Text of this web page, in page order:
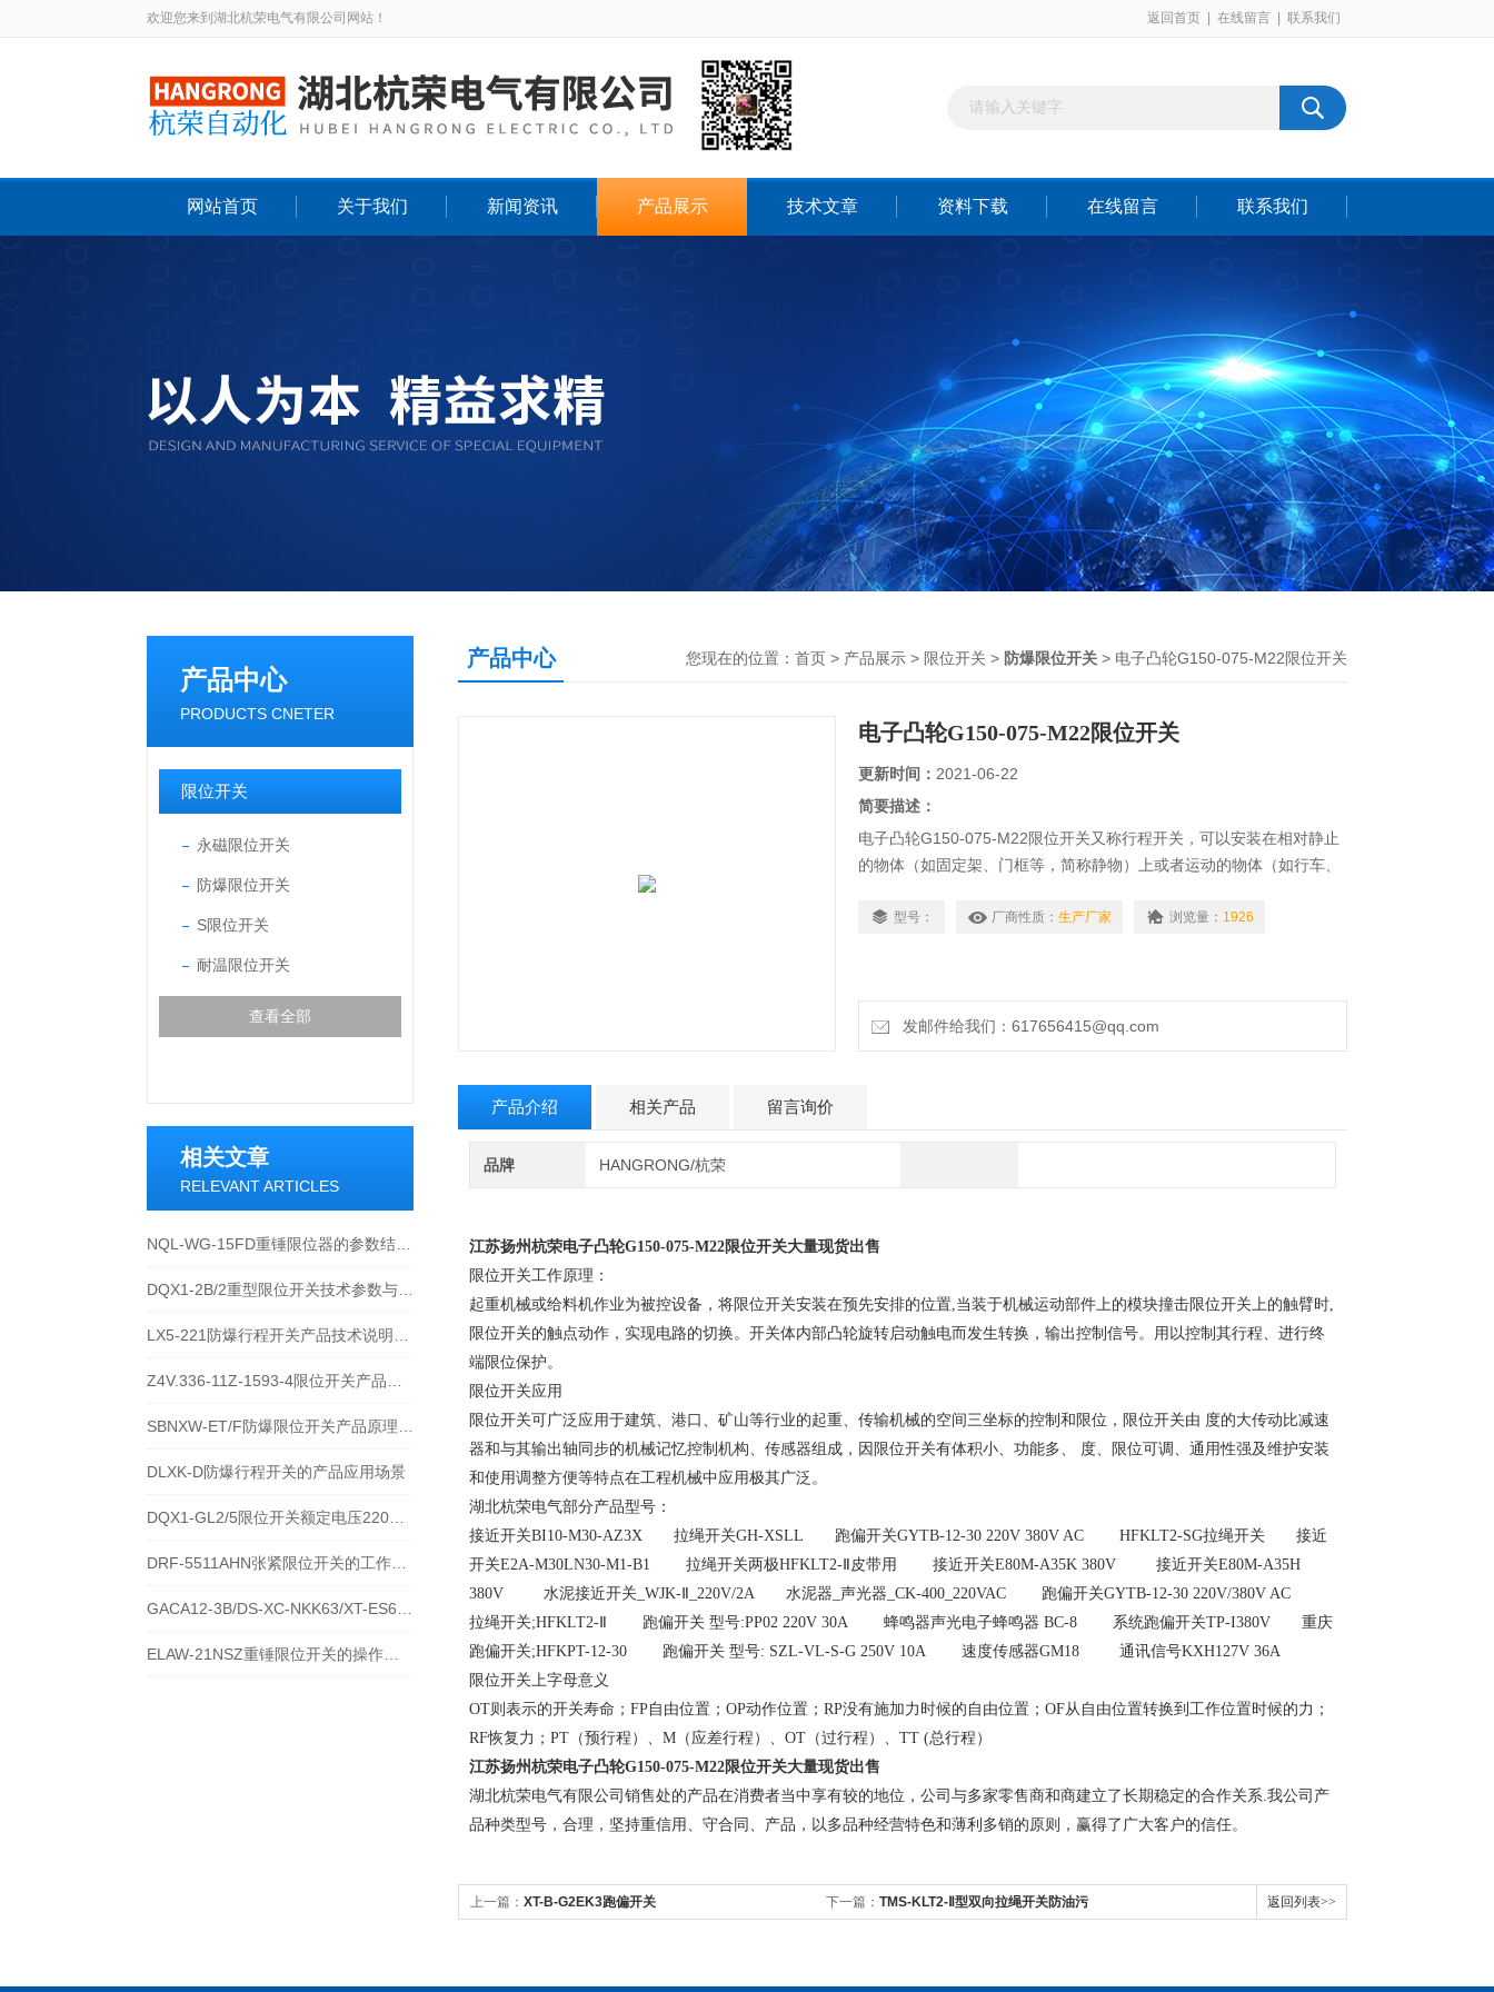
欢迎您来到湖北杭荣电气有限公司网站！ 返回首页 在线留言 联系我们
网站首页 关于我们 新闻资讯 产品展示 技术文章 资料下载 在线留言 联系我们
产品中心
PRODUCTS CNETER
限位开关
永磁限位开关
防爆限位开关
S限位开关
耐温限位开关
查看全部
相关文章
RELEVANT ARTICLES
DLXK-D防爆行程开关的产品应用场景
产品中心 您现在的位置： 首页 > 产品展示 > 限位开关 > 防爆限位开关 > 电子凸轮G150-075-M22限位开关
电子凸轮G150-075-M22限位开关
更新时间： 2021-06-22
简要描述：
电子凸轮G150-075-M22限位开关又称行程开关，可以安装在相对静止
的物体（如固定架、门框等，简称静物）上或者运动的物体（如行车、
引起闭合的接点分断或者断开的接点闭合。由开关接点开、合状态的改
型号： 厂商性质： 生产厂家 浏览量： 1926
发邮件给我们：617656415@qq.com
产品介绍 相关产品 留言询价
品牌 HANGRONG/杭荣
江苏扬州杭荣电子凸轮G150-075-M22限位开关大量现货出售
限位开关工作原理：
起重机械或给料机作业为被控设备，将限位开关安装在预先安排的位置,当装于机械运动部件上的模块撞击限位开关上的触臂时,
限位开关的触点动作，实现电路的切换。开关体内部凸轮旋转启动触电而发生转换，输出控制信号。用以控制其行程、进行终
端限位保护。
限位开关应用
限位开关可广泛应用于建筑、港口、矿山等行业的起重、传输机械的空间三坐标的控制和限位，限位开关由 度的大传动比减速
器和与其输出轴同步的机械记忆控制机构、传感器组成，因限位开关有体积小、功能多、 度、限位可调、通用性强及维护安装
和使用调整方便等特点在工程机械中应用极其广泛。
湖北杭荣电气部分产品型号：
接近开关BI10-M30-AZ3X 拉绳开关GH-XSLL 跑偏开关GYTB-12-30 220V 380V AC HFKLT2-SG拉绳开关 接近
开关E2A-M30LN30-M1-B1 拉绳开关两极HFKLT2-Ⅱ皮带用 接近开关E80M-A35K 380V 接近开关E80M-A35H
380V 水泥接近开关_WJK-Ⅱ_220V/2A 水泥器_声光器_CK-400_220VAC 跑偏开关GYTB-12-30 220V/380V AC
拉绳开关;HFKLT2-Ⅱ 跑偏开关 型号:PP02 220V 30A 蜂鸣器声光电子蜂鸣器 BC-8 系统跑偏开关TP-I380V 重庆
跑偏开关;HFKPT-12-30 跑偏开关 型号: SZL-VL-S-G 250V 10A 速度传感器GM18 通讯信号KXH127V 36A
限位开关上字母意义
OT则表示的开关寿命；FP自由位置；OP动作位置；RP没有施加力时候的自由位置；OF从自由位置转换到工作位置时候的力；
RF恢复力；PT（预行程）、M（应差行程）、OT（过行程）、TT (总行程）
江苏扬州杭荣电子凸轮G150-075-M22限位开关大量现货出售
湖北杭荣电气有限公司销售处的产品在消费者当中享有较的地位，公司与多家零售商和商建立了长期稳定的合作关系.我公司产
品种类型号，合理，坚持重信用、守合同、产品，以多品种经营特色和薄利多销的原则，赢得了广大客户的信任。
上一篇： XT-B-G2EK3跑偏开关 下一篇： TMS-KLT2-Ⅱ型双向拉绳开关防油污 返回列表>>